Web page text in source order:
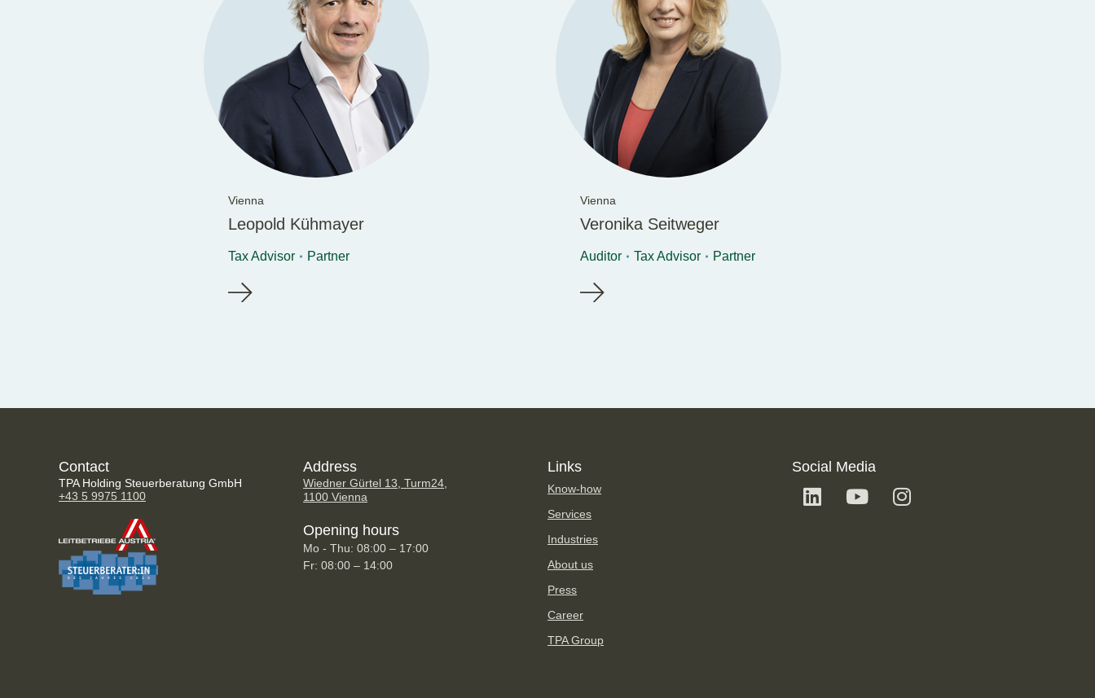
Vienna
Leopold Kühmayer
Tax Advisor Partner
Vienna
Veronika Seitweger
Auditor Tax Advisor Partner
Contact
TPA Holding Steuerberatung GmbH
+43 5 9975 1100
Address
Wiedner Gürtel 13, Turm24,
1100 Vienna
Opening hours
Mo - Thu: 08:00 – 17:00
Fr: 08:00 – 14:00
Links
Know-how
Services
Industries
About us
Press
Career
TPA Group
Social Media